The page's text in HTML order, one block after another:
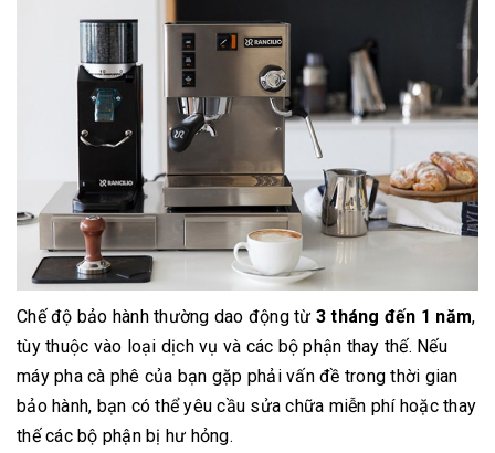
Chế độ bảo hành thường dao động từ 3 tháng đến 1 năm,
tùy thuộc vào loại dịch vụ và các bộ phận thay thế. Nếu
máy pha cà phê của bạn gặp phải vấn đề trong thời gian
bảo hành, bạn có thể yêu cầu sửa chữa miễn phí hoặc thay
thế các bộ phận bị hư hỏng.